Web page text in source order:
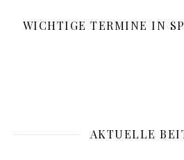
WICHTIGE TERMINE IN
AKTUELLE